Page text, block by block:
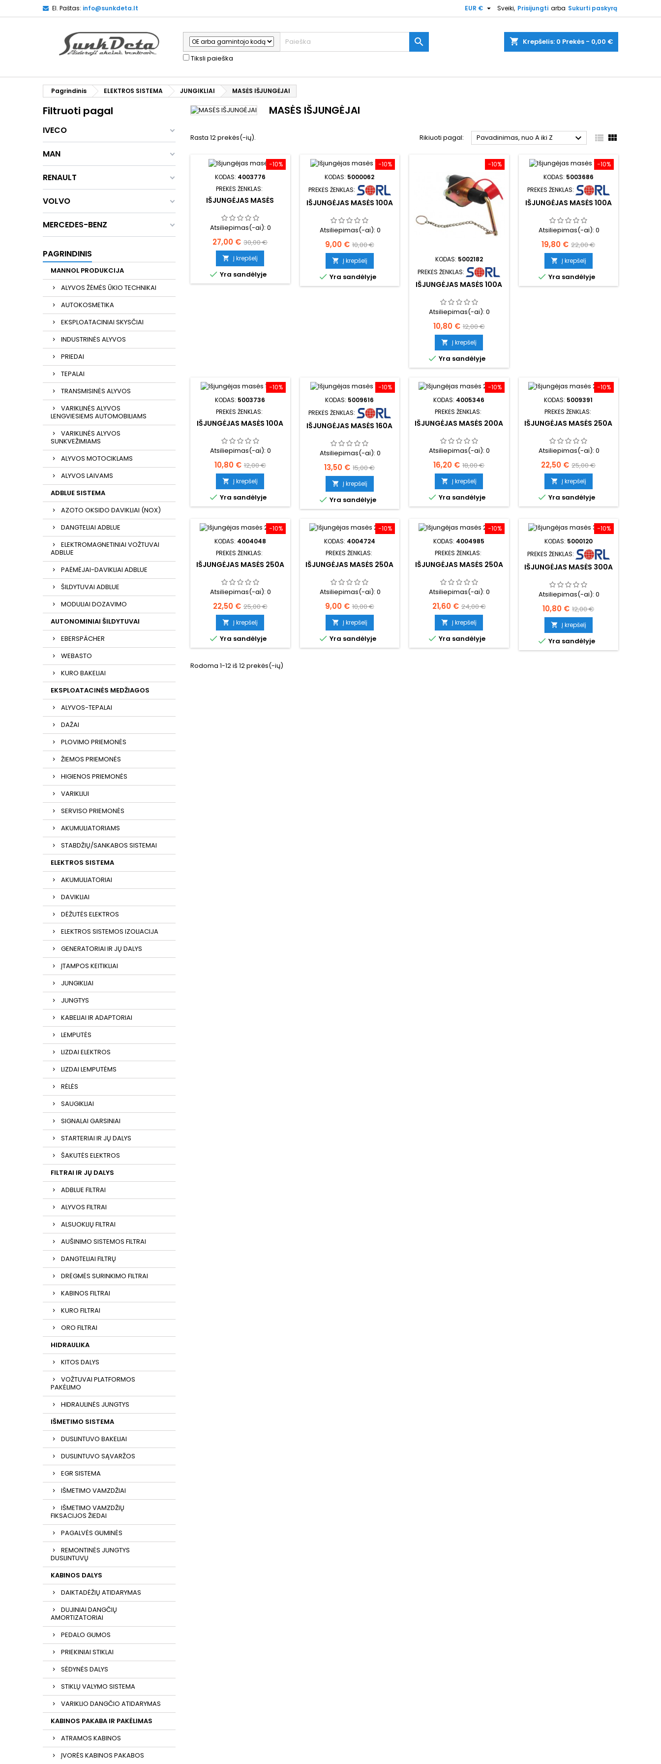
El. Paštas: info@sunkdeta.lt Sveiki, Prisijungti arba Sukurti paskyrą
EUR € 
shopping_cart Krepšelis: 0 Prekės - 0,00 €
Tiksli paieška

Pagrindinis ELEKTROS SISTEMA JUNGIKLIAI MASĖS IŠJUNGĖJAI
Filtruoti pagal
IVECO
MAN
RENAULT
VOLVO
MERCEDES-BENZ
PAGRINDINIS
MANNOL PRODUKCIJA
ALYVOS ŽĖMĖS ŪKIO TECHNIKAI
AUTOKOSMETIKA
EKSPLOATACINIAI SKYSČIAI
INDUSTRINĖS ALYVOS
PRIEDAI
TEPALAI
TRANSMISINĖS ALYVOS
VARIKLINĖS ALYVOS
LENGVIESIEMS AUTOMOBILIAMS
VARIKLINĖS ALYVOS
SUNKVEŽIMIAMS
ALYVOS MOTOCIKLAMS
ALYVOS LAIVAMS
ADBLUE SISTEMA
AZOTO OKSIDO DAVIKLIAI (NOX)
DANGTELIAI ADBLUE
ELEKTROMAGNETINIAI VOŽTUVAI
ADBLUE
PAĖMĖJAI-DAVIKLIAI ADBLUE
ŠILDYTUVAI ADBLUE
MODULIAI DOZAVIMO
AUTONOMINIAI ŠILDYTUVAI
EBERSPÄCHER
WEBASTO
KURO BAKELIAI
EKSPLOATACINĖS MEDŽIAGOS
ALYVOS-TEPALAI
DAŽAI
PLOVIMO PRIEMONĖS
ŽIEMOS PRIEMONĖS
HIGIENOS PRIEMONĖS
VARIKLIUI
SERVISO PRIEMONĖS
AKUMULIATORIAMS
STABDŽIŲ/SANKABOS SISTEMAI
ELEKTROS SISTEMA
AKUMULIATORIAI
DAVIKLIAI
DĖŽUTĖS ELEKTROS
ELEKTROS SISTEMOS IZOLIACIJA
GENERATORIAI IR JŲ DALYS
ĮTAMPOS KEITIKLIAI
JUNGIKLIAI
JUNGTYS
KABELIAI IR ADAPTORIAI
LEMPUTĖS
LIZDAI ELEKTROS
LIZDAI LEMPUTĖMS
RĖLĖS
SAUGIKLIAI
SIGNALAI GARSINIAI
STARTERIAI IR JŲ DALYS
ŠAKUTĖS ELEKTROS
FILTRAI IR JŲ DALYS
ADBLUE FILTRAI
ALYVOS FILTRAI
ALSUOKLIŲ FILTRAI
AUŠINIMO SISTEMOS FILTRAI
DANGTELIAI FILTRŲ
DRĖGMĖS SURINKIMO FILTRAI
KABINOS FILTRAI
KURO FILTRAI
ORO FILTRAI
HIDRAULIKA
KITOS DALYS
VOŽTUVAI PLATFORMOS
PAKĖLIMO
HIDRAULINĖS JUNGTYS
IŠMETIMO SISTEMA
DUSLINTUVO BAKELIAI
DUSLINTUVO SĄVARŽOS
EGR SISTEMA
IŠMETIMO VAMZDŽIAI
IŠMETIMO VAMZDŽIŲ
FIKSACIJOS ŽIEDAI
PAGALVĖS GUMINĖS
REMONTINĖS JUNGTYS
DUSLINTUVŲ
KABINOS DALYS
DAIKTADĖŽIŲ ATIDARYMAS
DUJINIAI DANGČIŲ
AMORTIZATORIAI
PEDALO GUMOS
PRIEKINIAI STIKLAI
SĖDYNĖS DALYS
STIKLŲ VALYMO SISTEMA
VARIKLIO DANGČIO ATIDARYMAS
KABINOS PAKABA IR PAKĖLIMAS
ATRAMOS KABINOS
ĮVORĖS KABINOS PAKABOS
MASĖS IŠJUNGĖJAI
Rasta 12 prekės(-ių). Rikiuoti pagal: Pavadinimas, nuo A iki Z   
−10%
KODAS: 4003776
PREKĖS ŽENKLAS:
IŠJUNGĖJAS MASĖS
Atsiliepimas(-ai):0
Kaina
27,00 € Bazinė
kaina
30,00 €
 Į krepšelį
 Yra sandėlyje
−10%
KODAS: 5000062
PREKĖS ŽENKLAS:
IŠJUNGĖJAS MASĖS 100A
Atsiliepimas(-ai): 0
Kaina
9,00 € Bazinė
kaina
10,00 €
 Į krepšelį
 Yra sandėlyje
−10%
KODAS: 5002182
PREKĖS ŽENKLAS:
IŠJUNGĖJAS MASĖS 100A
Atsiliepimas(-ai):0
Kaina
10,80 € Bazinė
kaina
12,00 €
 Į krepšelį
 Yra sandėlyje
−10%
KODAS: 5003686
PREKĖS ŽENKLAS:
IŠJUNGĖJAS MASĖS 100A
Atsiliepimas(-ai): 0
Kaina
19,80 € Bazinė
kaina
22,00 €
 Į krepšelį
 Yra sandėlyje
−10%
KODAS: 5003736
PREKĖS ŽENKLAS:
IŠJUNGĖJAS MASĖS 100A
Atsiliepimas(-ai):0
Kaina
10,80 € Bazinė
kaina
12,00 €
 Į krepšelį
 Yra sandėlyje
−10%
KODAS: 5009616
PREKĖS ŽENKLAS:
IŠJUNGĖJAS MASĖS 160A
Atsiliepimas(-ai): 0
Kaina
13,50 € Bazinė
kaina
15,00 €
 Į krepšelį
 Yra sandėlyje
−10%
KODAS: 4005346
PREKĖS ŽENKLAS:
IŠJUNGĖJAS MASĖS 200A
Atsiliepimas(-ai):0
Kaina
16,20 € Bazinė
kaina
18,00 €
 Į krepšelį
 Yra sandėlyje
−10%
KODAS: 5009391
PREKĖS ŽENKLAS:
IŠJUNGĖJAS MASĖS 250A
Atsiliepimas(-ai): 0
Kaina
22,50 € Bazinė
kaina
25,00 €
 Į krepšelį
 Yra sandėlyje
−10%
KODAS: 4004048
PREKĖS ŽENKLAS:
IŠJUNGĖJAS MASĖS 250A
Atsiliepimas(-ai):0
Kaina
22,50 € Bazinė
kaina
25,00 €
 Į krepšelį
 Yra sandėlyje
−10%
KODAS: 4004724
PREKĖS ŽENKLAS:
IŠJUNGĖJAS MASĖS 250A
Atsiliepimas(-ai): 0
Kaina
9,00 € Bazinė
kaina
10,00 €
 Į krepšelį
 Yra sandėlyje
−10%
KODAS: 4004985
PREKĖS ŽENKLAS:
IŠJUNGĖJAS MASĖS 250A
Atsiliepimas(-ai):0
Kaina
21,60 € Bazinė
kaina
24,00 €
 Į krepšelį
 Yra sandėlyje
−10%
KODAS: 5000120
PREKĖS ŽENKLAS:
IŠJUNGĖJAS MASĖS 300A
Atsiliepimas(-ai): 0
Kaina
10,80 € Bazinė
kaina
12,00 €
 Į krepšelį
 Yra sandėlyje
Rodoma 1-12 iš 12 prekės(-ių)